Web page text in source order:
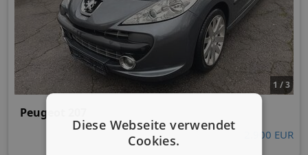
1 / 3
Peugeot 207
2.900 EUR
Diese Webseite verwendet
Cookies.